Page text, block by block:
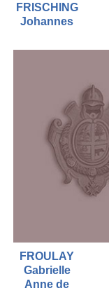
FRISCHING
Johannes
FROULAY
Gabrielle
Anne de